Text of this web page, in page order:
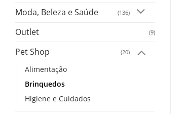
Moda, Beleza e Saúde (136)
Outlet (9)
Pet Shop (20)
Alimentação
Brinquedos
Higiene e Cuidados